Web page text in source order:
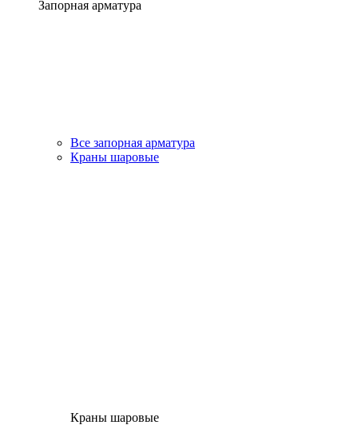
Запорная арматура
Все запорная арматура
Краны шаровые
Краны шаровые